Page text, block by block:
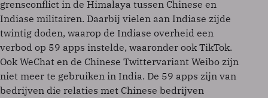
grensconflict in de Himalaya tussen Chinese en
Indiase militairen. Daarbij vielen aan Indiase zijde
twintig doden, waarop de Indiase overheid een
verbod op 59 apps instelde, waaronder ook TikTok.
Ook WeChat en de Chinese Twittervariant Weibo zijn
niet meer te gebruiken in India. De 59 apps zijn van
bedrijven die relaties met Chinese bedrijven